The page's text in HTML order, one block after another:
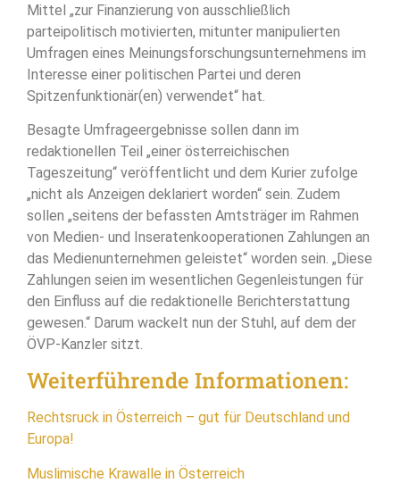
Mittel „zur Finanzierung von ausschließlich
parteipolitisch motivierten, mitunter manipulierten
Umfragen eines Meinungsforschungsunternehmens im
Interesse einer politischen Partei und deren
Spitzenfunktionär(en) verwendet“ hat.
Besagte Umfrageergebnisse sollen dann im
redaktionellen Teil „einer österreichischen
Tageszeitung“ veröffentlicht und dem Kurier zufolge
„nicht als Anzeigen deklariert worden“ sein. Zudem
sollen „seitens der befassten Amtsträger im Rahmen
von Medien- und Inseratenkooperationen Zahlungen an
das Medienunternehmen geleistet“ worden sein. „Diese
Zahlungen seien im wesentlichen Gegenleistungen für
den Einfluss auf die redaktionelle Berichterstattung
gewesen.“ Darum wackelt nun der Stuhl, auf dem der
ÖVP-Kanzler sitzt.
Weiterführende Informationen:
Rechtsruck in Österreich – gut für Deutschland und
Europa!
Muslimische Krawalle in Österreich